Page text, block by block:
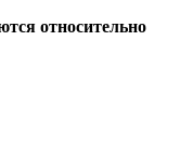
относительно